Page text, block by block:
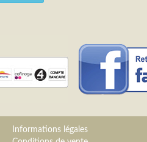
Informations légales